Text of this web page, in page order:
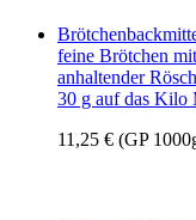
feine Brötchen
anhaltender
30 g auf das Kilo
11,25 € (GP